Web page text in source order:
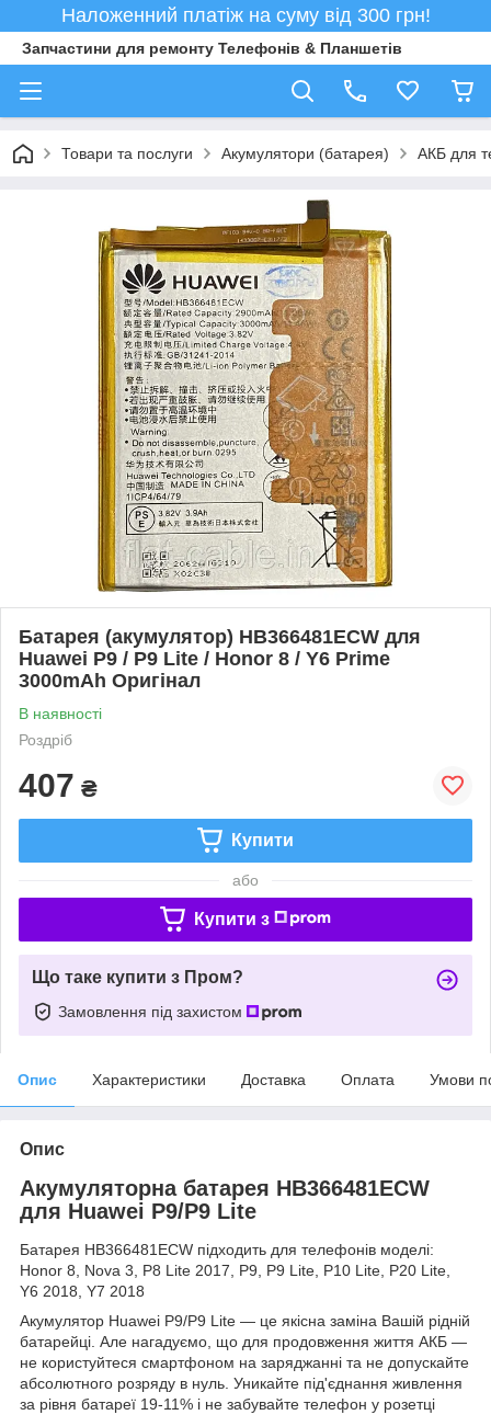
Наложенний платіж на суму від 300 грн!
Запчастини для ремонту Телефонів & Планшетів
Товари та послуги Акумулятори (батарея) АКБ для
Батарея (акумулятор) HB366481ECW для
Huawei P9 / P9 Lite / Honor 8 / Y6 Prime
3000mAh Оригінал
В наявності
Роздріб
407 ₴
Купити
або
Купити з
Що таке купити з Пром?
Замовлення під захистом
Опис Характеристики Доставка Оплата Умови
Опис
Акумуляторна батарея HB366481ECW
для Huawei P9/P9 Lite
Батарея HB366481ECW підходить для телефонів моделі:
Honor 8, Nova 3, P8 Lite 2017, P9, P9 Lite, P10 Lite, P20 Lite,
Y6 2018, Y7 2018
Акумулятор Huawei P9/P9 Lite — це якісна заміна Вашій рідній
батарейці. Але нагадуємо, що для продовження життя АКБ —
не користуйтеся смартфоном на заряджанні та не допускайте
абсолютного розряду в нуль. Уникайте під'єднання живлення
за рівня батареї 19-11% і не забувайте телефон у розетці